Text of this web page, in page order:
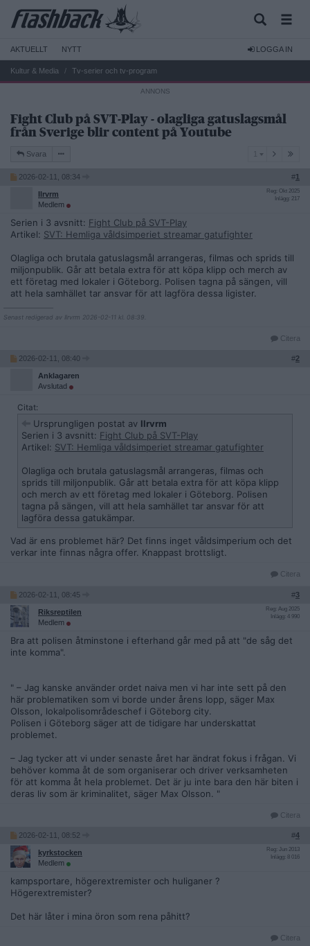
AKTUELLT NYTT LOGGA IN
Kultur & Media Tv-serier och tv-program
Fight Club på SVT-Play - olagliga gatuslagsmål
från Sverige blir content på Youtube
Svara
2026-02-11, 08:34 #1
Ilrvrm
Medlem
Reg: Okt 2025
Inlägg: 217
Serien i 3 avsnitt: Fight Club på SVT-Play
Artikel: SVT: Hemliga våldsimperiet streamar gatufighter
Olagliga och brutala gatuslagsmål arrangeras, filmas och sprids till
miljonpublik. Går att betala extra för att köpa klipp och merch av
ett företag med lokaler i Göteborg. Polisen tagna på sängen, vill
att hela samhället tar ansvar för att lagföra dessa ligister.
Senast redigerad av Ilrvrm 2026-02-11 kl. 08:39.
Citera
2026-02-11, 08:40 #2
Anklagaren
Avslutad
Citat:
Ursprungligen postat av Ilrvrm
Serien i 3 avsnitt: Fight Club på SVT-Play
Artikel: SVT: Hemliga våldsimperiet streamar gatufighter
Olagliga och brutala gatuslagsmål arrangeras, filmas och
sprids till miljonpublik. Går att betala extra för att köpa klipp
och merch av ett företag med lokaler i Göteborg. Polisen
tagna på sängen, vill att hela samhället tar ansvar för att
lagföra dessa gatukämpar.
Vad är ens problemet här? Det finns inget våldsimperium och det
verkar inte finnas några offer. Knappast brottsligt.
Citera
2026-02-11, 08:45 #3
Riksreptilen
Medlem
Reg: Aug 2025
Inlägg: 4 990
Bra att polisen åtminstone i efterhand går med på att "de såg det
inte komma".
" – Jag kanske använder ordet naiva men vi har inte sett på den
här problematiken som vi borde under årens lopp, säger Max
Olsson, lokalpolisområdeschef i Göteborg city.
Polisen i Göteborg säger att de tidigare har underskattat
problemet.
– Jag tycker att vi under senaste året har ändrat fokus i frågan. Vi
behöver komma åt de som organiserar och driver verksamheten
för att komma åt hela problemet. Det är ju inte bara den här biten i
deras liv som är kriminalitet, säger Max Olsson. "
Citera
2026-02-11, 08:52 #4
kyrkstocken
Medlem
Reg: Jun 2013
Inlägg: 8 016
kampsportare, högerextremister och huliganer ?
Högerextremister?
Det här låter i mina öron som rena påhitt?
Citera